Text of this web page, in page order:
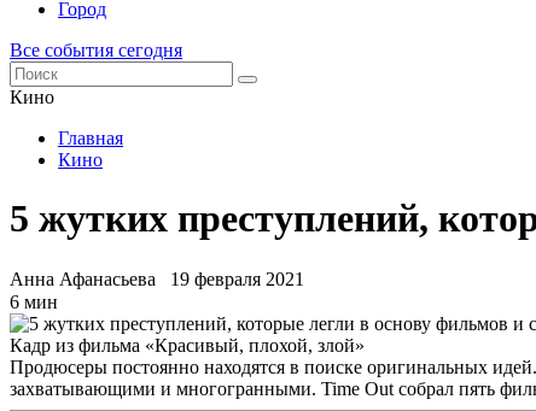
Город
Все события сегодня
Кино
Главная
Кино
5 жутких преступлений,
Анна Афанасьева
19 февраля 2021
6 мин
Кадр из фильма «Красивый, плохой, злой»
Продюсеры постоянно находятся в поиске оригинальных
захватывающими и многогранными. Time Out собрал пять